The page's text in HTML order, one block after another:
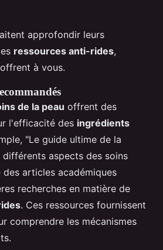
approfondir leurs
ressources anti-rides,
à vous.
de la peau offrent des
l'efficacité des ingrédients
"Le guide ultime de la
aspects des soins
articles académiques
recherches en matière de
. Ces ressources fournissent
comprendre les mécanismes